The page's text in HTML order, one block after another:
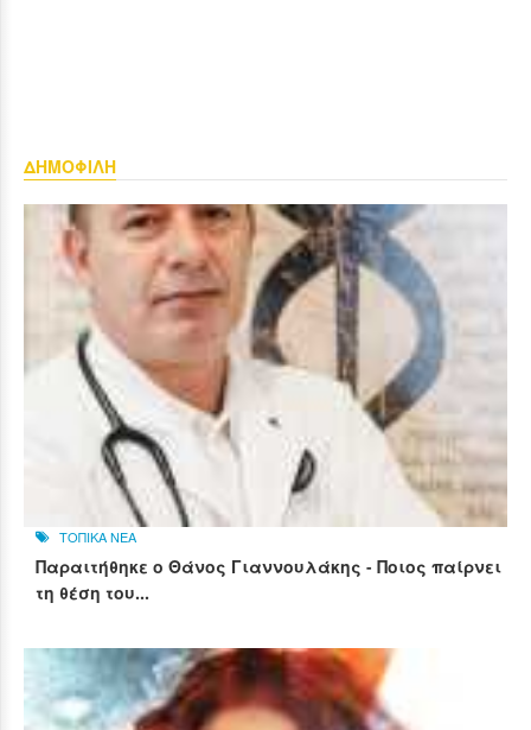
ΔΗΜΟΦΙΛΗ
ΤΟΠΙΚΑ ΝΕΑ
Παραιτήθηκε ο Θάνος Γιαννουλάκης - Ποιος παίρνει
τη θέση του...